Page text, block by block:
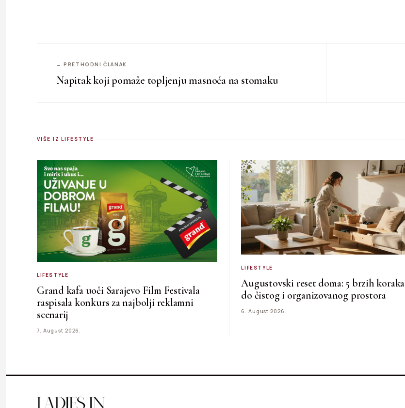
← PRETHODNI ČLANAK
Napitak koji pomaže topljenju masnoća na stomaku
VIŠE IZ LIFESTYLE
LIFESTYLE
Grand kafa uoči Sarajevo Film Festivala
raspisala konkurs za najbolji reklamni
scenarij
7. August 2026.
LIFESTYLE
Augustovski reset doma: 5 brzih koraka
do čistog i organizovanog prostora
6. August 2026.